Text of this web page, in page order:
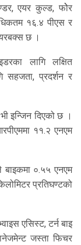
एयर कुल्ड, फोेर
१६.४ पीएस र
छ ।
लागि लक्षित
सहजता, प्रदर्शन र
इन्जिन दिएको छ ।
११.२ एनएम
०.५५ एनएम
प्रतिघण्टको
एसिस्ट, टर्न बाइ
जस्ता फिचर